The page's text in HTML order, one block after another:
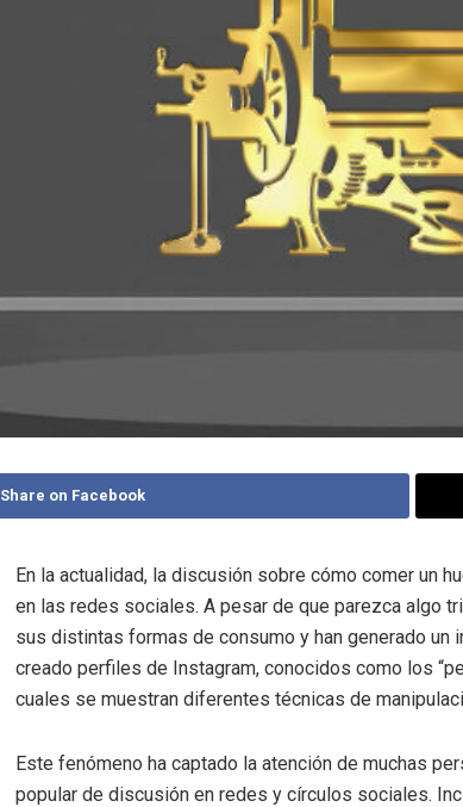
Share on Facebook
En la actualidad, la discusión sobre cómo comer un
en las redes sociales. A pesar de que parezca algo
sus distintas formas de consumo y han generado un
creado perfiles de Instagram, conocidos como los
cuales se muestran diferentes técnicas de
Este fenómeno ha captado la atención de muchas
popular de discusión en redes y círculos sociales.